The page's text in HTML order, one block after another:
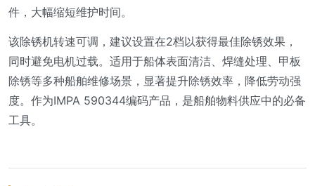
件，大幅缩短维护时间。
该除锈机转速可调，建议设置在2档以获得最佳除锈效果，
同时避免电机过载。适用于船体表面清洁、焊缝处理、甲板
除锈等多种船舶维修场景，显著提升除锈效率，降低劳动强
度。作为IMPA 590344编码产品，是船舶物料供应中的必备
工具。